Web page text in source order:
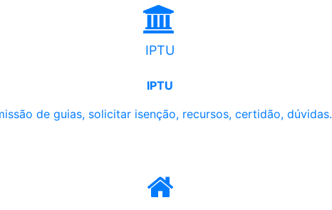
IPTU
IPTU
de guias, solicitar isenção, recursos, certidão, dúvidas.